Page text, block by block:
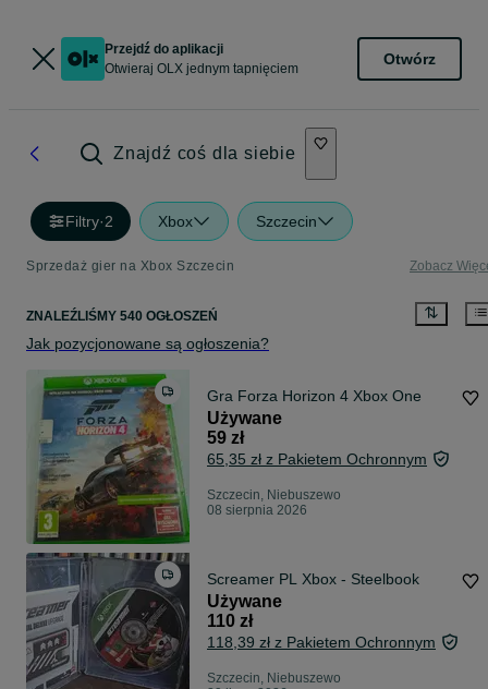
Przejdź do aplikacji
Otwieraj OLX jednym tapnięciem
Otwórz
Znajdź coś dla siebie
Filtry·2 Xbox Szczecin
Sprzedaż gier na Xbox Szczecin Zobacz
ZNALEŹLIŚMY 540 OGŁOSZEŃ
Jak pozycjonowane są ogłoszenia?
Gra Forza Horizon 4 Xbox One
Używane
59 zł
65,35 zł z Pakietem Ochronnym
Szczecin, Niebuszewo
08 sierpnia 2026
Screamer PL Xbox - Steelbook
Używane
110 zł
118,39 zł z Pakietem Ochronnym
Szczecin, Niebuszewo